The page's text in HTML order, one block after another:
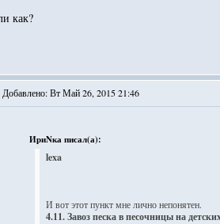
как?
Добавлено: Вт Май 26, 2015 21:46
ИриNка писал(а):
lexa
И вот этот пункт мне лично непонятен.
4.11. Завоз песка в песочницы на